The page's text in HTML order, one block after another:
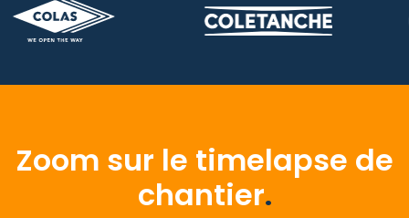
Zoom sur le timelapse de
chantier.